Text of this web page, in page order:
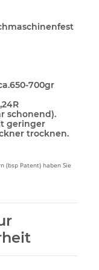
700gr
schonend).
geringer
trocknen.
(bsp Patent) haben Sie